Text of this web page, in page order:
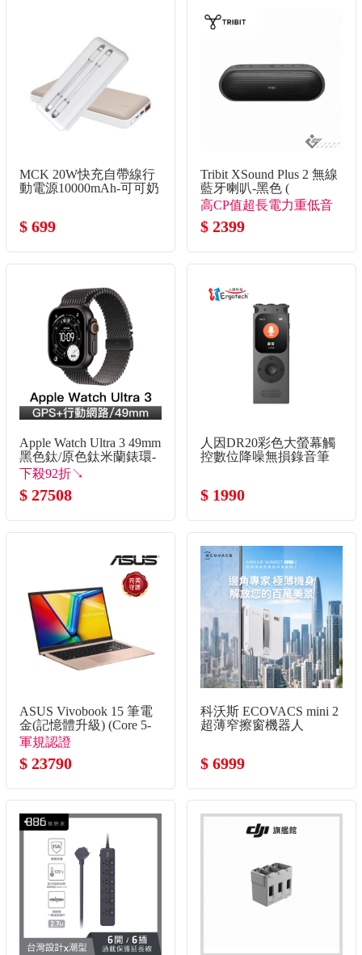
MCK 20W快充自帶線行
動電源10000mAh-可可奶
$ 699
Tribit XSound Plus 2 無線
藍牙喇叭-黑色 (
高CP值超長電力重低音
派對喇叭
$ 2399
Apple Watch Ultra 3 49mm
黑色鈦/原色鈦米蘭錶環-
L
下殺92折↘
$ 27508
人因DR20彩色大螢幕觸
控數位降噪無損錄音筆
$ 1990
ASUS Vivobook 15 筆電
金(記憶體升級) (Core 5-
120U/8G+8G/512G
SSD/W11)
軍規認證
$ 23790
科沃斯 ECOVACS mini 2
超薄窄擦窗機器人
$ 6999